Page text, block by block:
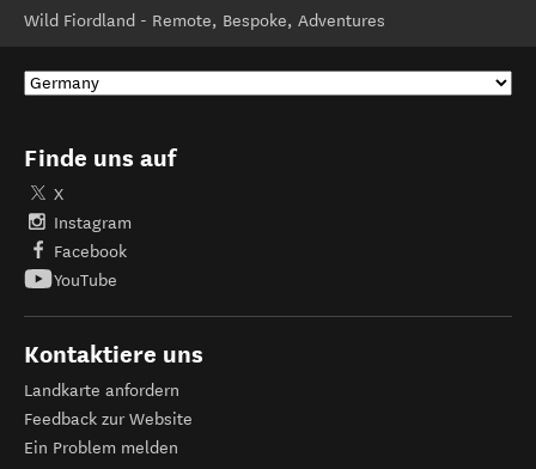
Wild Fiordland - Remote, Bespoke, Adventures
Finde uns auf
X
Instagram
Facebook
YouTube
Kontaktiere uns
Landkarte anfordern
Feedback zur Website
Ein Problem melden